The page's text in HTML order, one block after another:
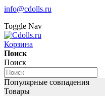
info@cdolls.ru
Toggle Nav
Корзина
Поиск
Поиск
Популярные совпадения
Товары